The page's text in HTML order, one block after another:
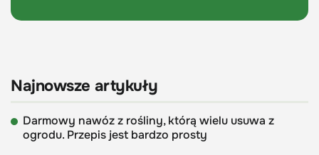
Najnowsze artykuły
Darmowy nawóz z rośliny, którą wielu usuwa z
ogrodu. Przepis jest bardzo prosty